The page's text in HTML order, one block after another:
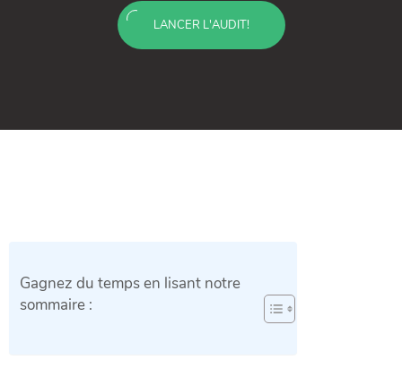
LANCER L'AUDIT!
Gagnez du temps en lisant notre
sommaire :